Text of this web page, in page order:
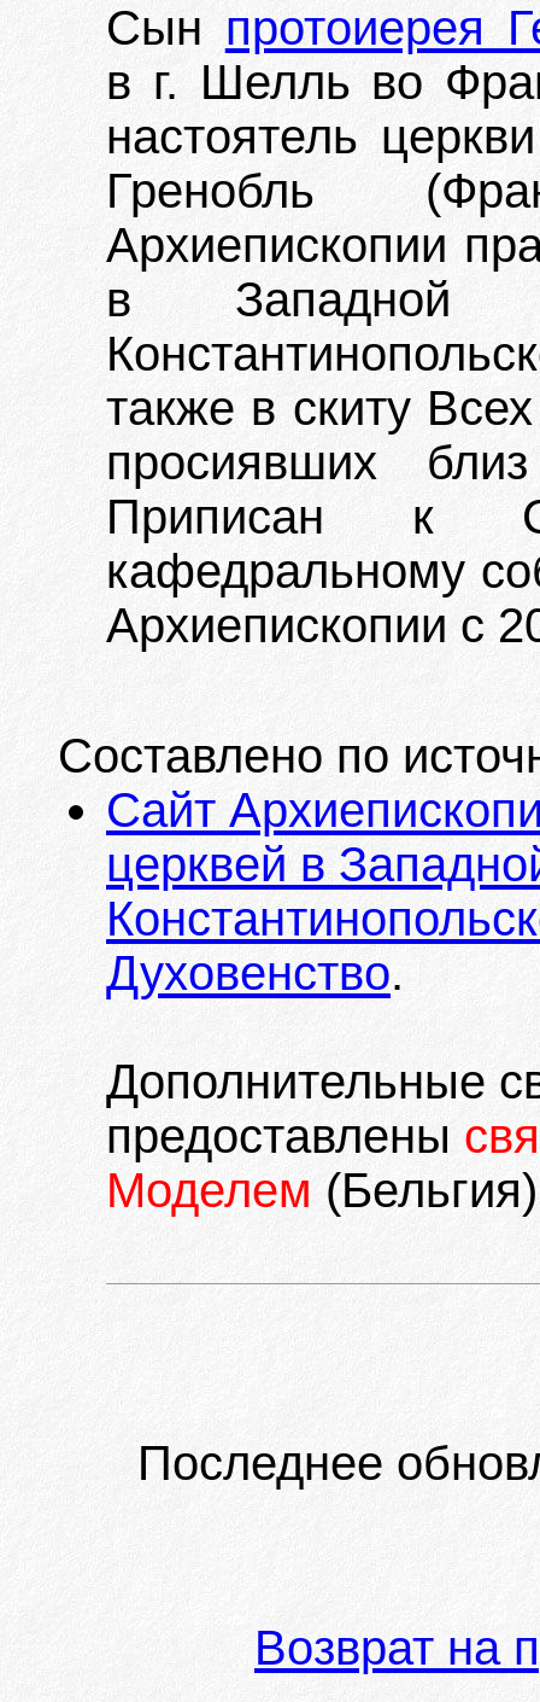
Сын протоиерея
в г. Шелль во
настоятель
Гренобль
Архиепископии
в Западной
также в скиту
просиявших
Приписан к
кафедральному
Архиепископии c
Составлено по
Сайт
церквей в
Духовенство.
Дополнительные
предоставлены
Моделем
Последнее
Возврат на